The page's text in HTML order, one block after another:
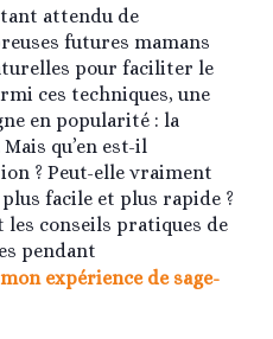
attendu de
futures mamans
pour faciliter le
ces techniques, une
en popularité : la
qu’en est-il
? Peut-elle vraiment
facile et plus rapide ?
les conseils pratiques de
pendant
expérience de sage-